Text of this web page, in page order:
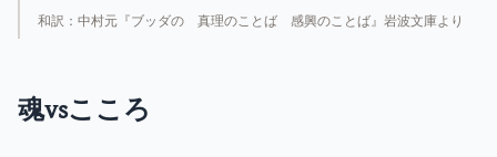
和訳：中村元『ブッダの 真理のことば 感興のことば』岩波文庫より
魂vsこころ